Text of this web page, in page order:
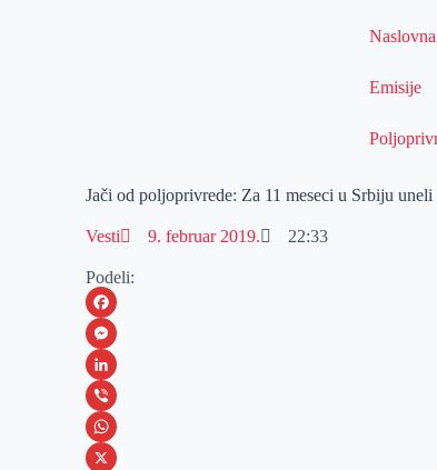
Naslovna
Emisije
Jači od poljoprivrede: Za 11 meseci u Srbiju
Vesti 9. februar 2019. 22:33
Podeli:
F
a
c
e
b
M
e
s
s
L
i
n
V
iW